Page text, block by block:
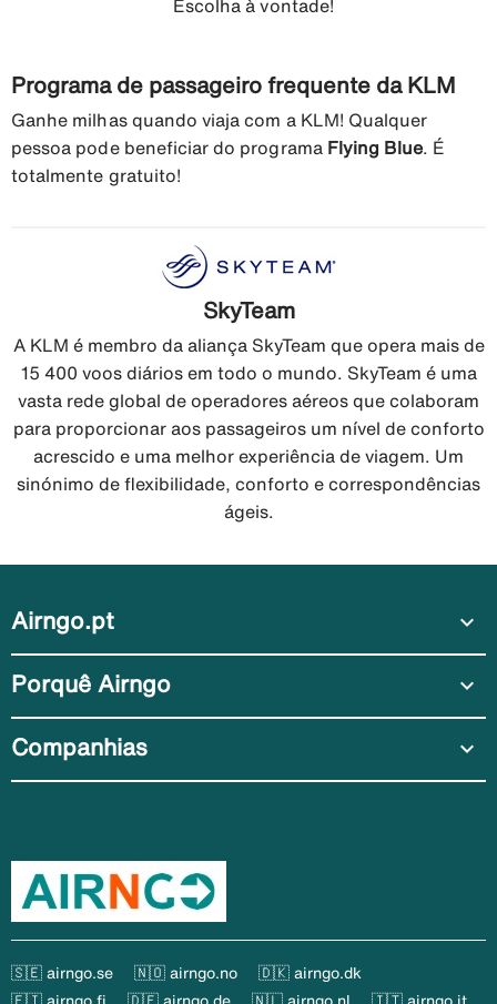
Escolha à vontade!
Programa de passageiro frequente da KLM
Ganhe milhas quando viaja com a KLM! Qualquer
pessoa pode beneficiar do programa Flying Blue . É
totalmente gratuito!
SkyTeam
A KLM é membro da aliança SkyTeam que opera mais de
15 400 voos diários em todo o mundo. SkyTeam é uma
vasta rede global de operadores aéreos que colaboram
para proporcionar aos passageiros um nível de conforto
acrescido e uma melhor experiência de viagem. Um
sinónimo de flexibilidade, conforto e correspondências
ágeis.
Airngo.pt expand_more
Porquê Airngo expand_more
Companhias expand_more
🇸🇪 airngo.se 🇳🇴 airngo.no
🇩🇰 airngo.dk